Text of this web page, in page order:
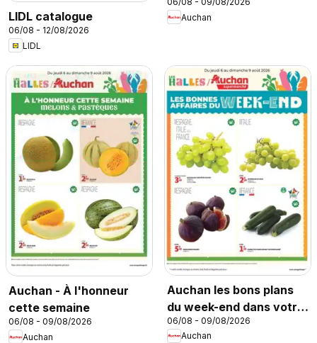
LIDL catalogue
06/08 - 12/08/2026
LIDL
hyper
Auchan
Auchan - À l'honneur
cette semaine
06/08 - 09/08/2026
Auchan
Auchan les bons plans
du week-end dans votre
super
06/08 - 09/08/2026
Auchan